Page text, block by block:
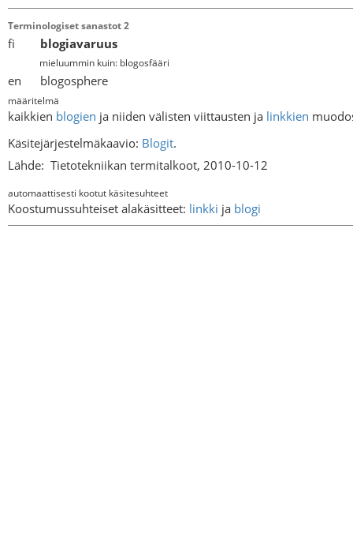
Terminologiset sanastot 2
fi blogiavaruus
mieluummin kuin: blogosfääri
en blogosphere
määritelmä
kaikkien blogien ja niiden välisten viittausten ja linkkien
Käsitejärjestelmäkaavio: Blogit.
Lähde: Tietotekniikan termitalkoot, 2010-10-12
automaattisesti kootut käsitesuhteet
Koostumussuhteiset alakäsitteet: linkki ja blogi